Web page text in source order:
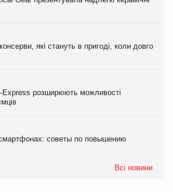
які стануть в пригоді, коли довго
Express розширюють можливості
советы по повышению
Всі новини